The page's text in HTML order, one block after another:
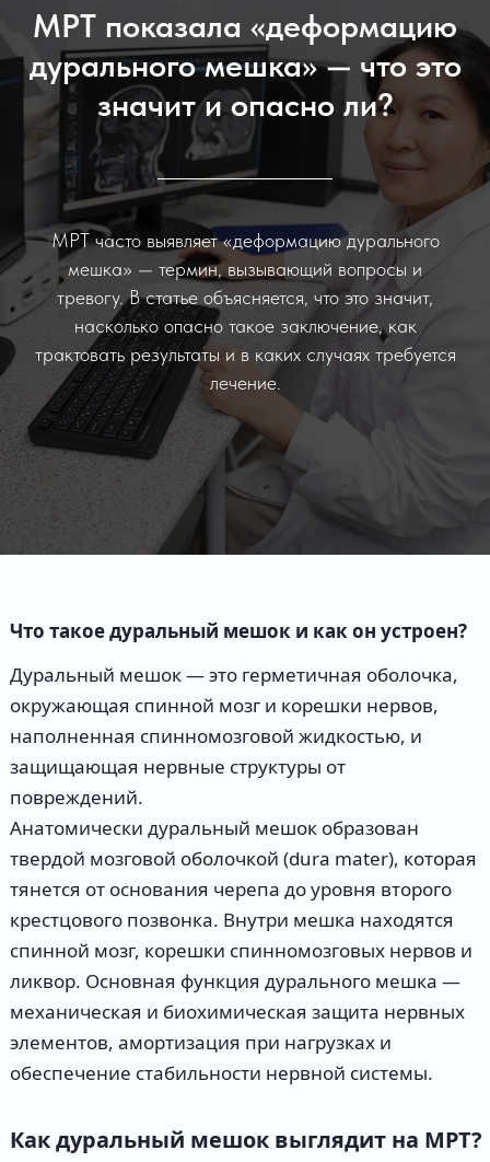
МРТ показала «деформацию
дурального мешка» — что это
значит и опасно ли?
МРТ часто выявляет «деформацию дурального
мешка» — термин, вызывающий вопросы и
тревогу. В статье объясняется, что это значит,
насколько опасно такое заключение, как
трактовать результаты и в каких случаях требуется
лечение.
Что такое дуральный мешок и как он устроен?
Дуральный мешок — это герметичная оболочка,
окружающая спинной мозг и корешки нервов,
наполненная спинномозговой жидкостью, и
защищающая нервные структуры от
повреждений.
Анатомически дуральный мешок образован
твердой мозговой оболочкой (dura mater), которая
тянется от основания черепа до уровня второго
крестцового позвонка. Внутри мешка находятся
спинной мозг, корешки спинномозговых нервов и
ликвор. Основная функция дурального мешка —
механическая и биохимическая защита нервных
элементов, амортизация при нагрузках и
обеспечение стабильности нервной системы.
Как дуральный мешок выглядит на МРТ?